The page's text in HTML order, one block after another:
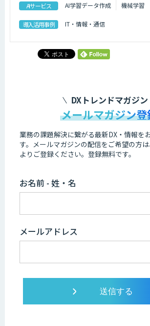
AIサービス AI学習データ作成 機械学習
導入活用事例 IT・情報・通信
DXトレンドマガジン
メールマガジン登
業務の課題解決に繋がる最新DX・情報を
す。 メールマガジンの配信をご希望の方
よりご登録ください。登録無料です。
お名前 - 姓・名
メールアドレス